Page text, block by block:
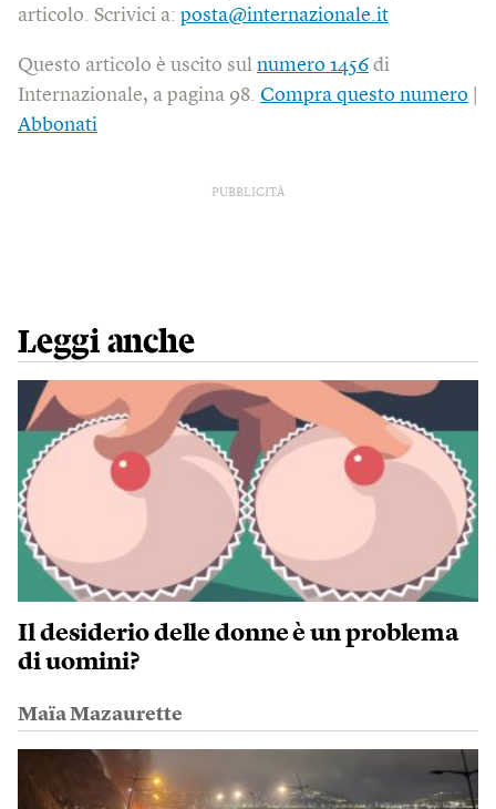
articolo. Scrivici a: posta@internazionale.it
Questo articolo è uscito sul numero 1456 di
Internazionale, a pagina 98. Compra questo numero
Abbonati
PUBBLICITÀ
Leggi anche
Il desiderio delle donne è un problema
di uomini?
Maïa Mazaurette